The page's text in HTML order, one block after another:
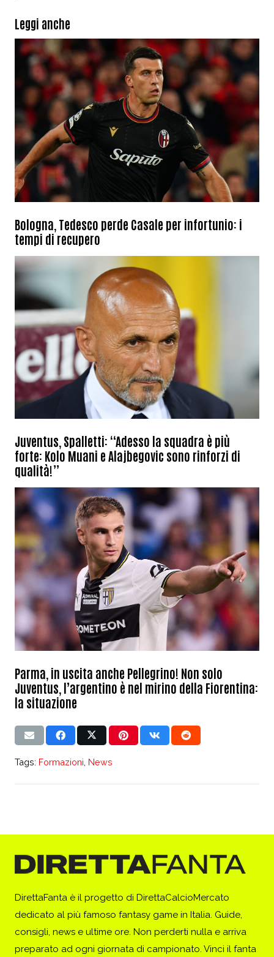
Leggi anche
Bologna, Tedesco perde Casale per infortunio: i
tempi di recupero
Juventus, Spalletti: “Adesso la squadra è più
forte: Kolo Muani e Alajbegovic sono rinforzi di
qualità!”
Parma, in uscita anche Pellegrino! Non solo
Juventus, l’argentino è nel mirino della Fiorentina:
la situazione
Tags: Formazioni News
DirettaFanta è il progetto di DirettaCalcioMercato
dedicato al più famoso fantasy game in Italia. Guide,
consigli, news e ultime ore. Non perderti nulla e arriva
preparato ad ogni giornata di campionato. Vinci il fanta